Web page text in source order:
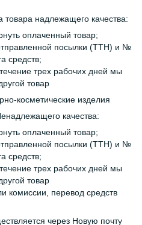
надлежащего качества:
оплаченный товар;
посылки (ТТН) и №
средств;
трех рабочих дней мы
товар
косметические изделия
качества:
оплаченный товар;
посылки (ТТН) и №
средств;
трех рабочих дней мы
товар
комиссии, перевод средств
через Новую почту